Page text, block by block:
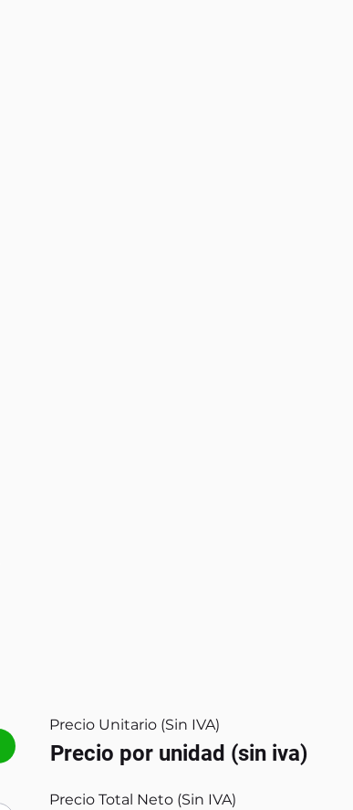
Precio Unitario (Sin IVA)
Precio por unidad (sin iva)
Precio Total Neto (Sin IVA)